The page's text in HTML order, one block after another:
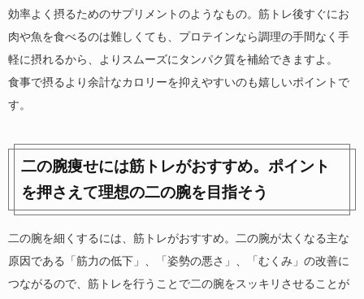
効率よく摂るためのサプリメントのようなもの。筋トレ後すぐにお
肉や魚を食べるのは難しくても、プロテインなら調理の手間なく手
軽に摂れるから、よりスムーズにタンパク質を補給できますよ。
食事で摂るより余計なカロリーを抑えやすいのも嬉しいポイントで
す。
二の腕痩せには筋トレがおすすめ。ポイント
を押さえて理想の二の腕を目指そう
二の腕を細くするには、筋トレがおすすめ。二の腕が太くなる主な
原因である「筋力の低下」、「姿勢の悪さ」、「むくみ」の改善に
つながるので、筋トレを行うことで二の腕をスッキリさせることが